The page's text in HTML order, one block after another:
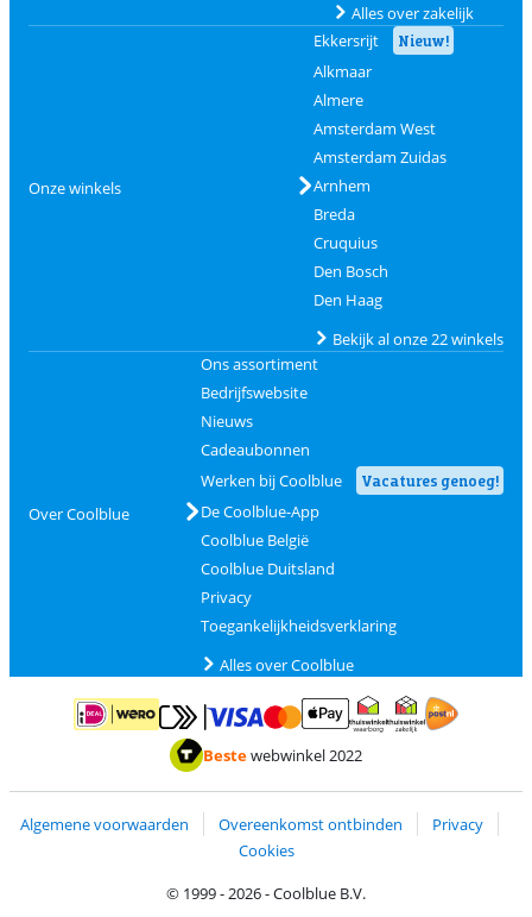
Alles over zakelijk
Onze winkels
Ekkersrijt Nieuw!
Alkmaar
Almere
Amsterdam West
Amsterdam Zuidas
Arnhem
Breda
Cruquius
Den Bosch
Den Haag
Bekijk al onze 22 winkels
Over Coolblue
Ons assortiment
Bedrijfswebsite
Nieuws
Cadeaubonnen
Werken bij Coolblue
Vacatures genoeg!
De Coolblue-App
Coolblue België
Coolblue Duitsland
Privacy
Toegankelijkheidsverklaring
Alles over Coolblue
Betalen met iDEAL | WeroBetalen met MasterCard en Visa via ClickToPay
Betalen met ApplePay
Thuiswinkel waarborg
Bestewebwinkel 2022
Algemene voorwaarden Overeenkomst ontbinden
Privacy
Cookies
© 1999 - 2026 - Coolblue B.V.